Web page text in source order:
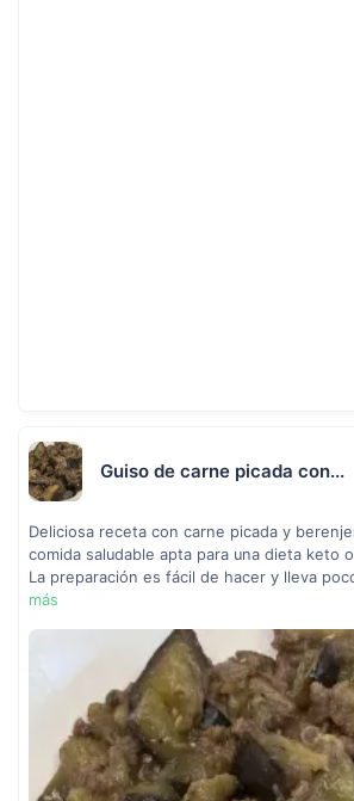
Guiso de carne picada con...
Deliciosa receta con carne picada y
comida saludable apta para una dieta keto
La preparación es fácil de hacer y lleva
más